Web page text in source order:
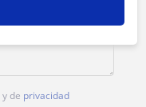
y de privacidad